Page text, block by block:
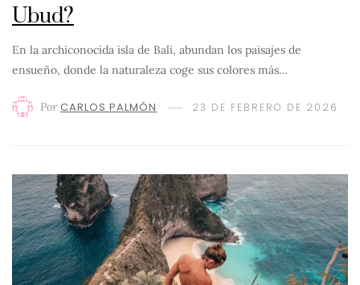
Ubud?
En la archiconocida isla de Bali, abundan los paisajes de
ensueño, donde la naturaleza coge sus colores más…
Por CARLOS PALMÓN 23 DE FEBRERO DE 2026